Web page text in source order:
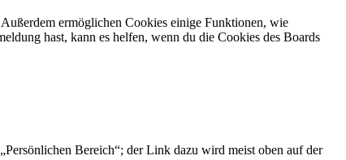
ermöglichen Cookies einige Funktionen, wie
hast, kann es helfen, wenn du die Cookies des Boards
Bereich“; der Link dazu wird meist oben auf der